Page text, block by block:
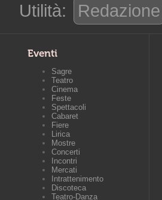
Utilità:
Redazione
Eventi
Sagre
Teatro
Cinema
Feste
Spettacoli
Cabaret
Fiere
Lirica
Mostre
Concerti
Incontri
Mercati
Intrattenimento
Discoteca
Teatro-Danza